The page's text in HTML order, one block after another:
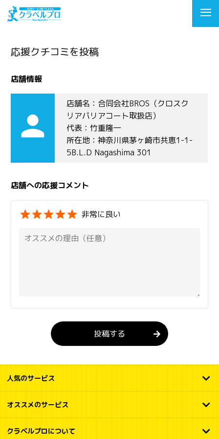
応援クチコミを投稿
店舗情報
person
店舗名：合同会社BROS（クロスク
リアバリアコート取扱店）
代表：竹重隆一
所在地：神奈川県茅ヶ崎市共恵1-1-
5B.L.D Nagashima 301
店舗への応援コメント
非常に良い
投稿する
人気のサービス
オススメのサービス
クラベルプロについて